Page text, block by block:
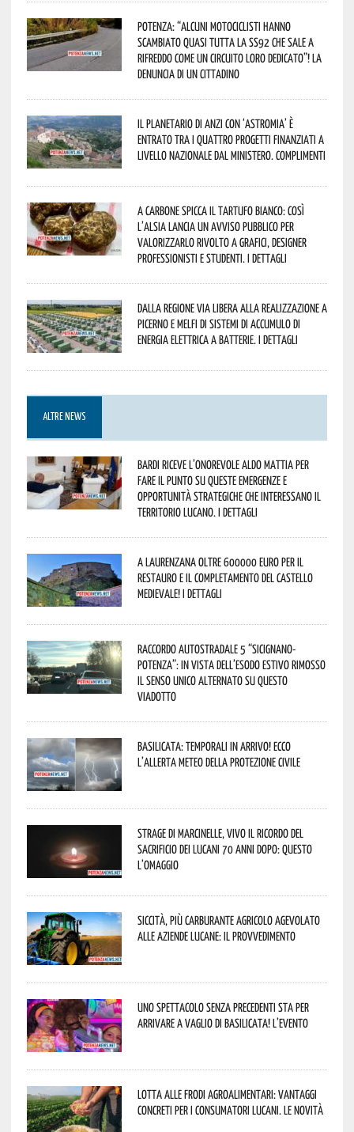
Potenza: “alcuni motociclisti hanno
scambiato quasi tutta la SS92 che sale a
Rifreddo come un circuito loro dedicato”! La
denuncia di un cittadino
Il Planetario di Anzi con ‘Astromia’ è
entrato tra i quattro progetti finanziati a
livello nazionale dal Ministero. Complimenti
A Carbone spicca il tartufo bianco: così
l’Alsia lancia un avviso pubblico per
valorizzarlo rivolto a grafici, designer
professionisti e studenti. I dettagli
Dalla Regione via libera alla realizzazione a
Picerno e Melfi di sistemi di accumulo di
energia elettrica a batterie. I dettagli
ALTRE NEWS
Bardi riceve l’onorevole Aldo Mattia per
fare il punto su queste emergenze e
opportunità strategiche che interessano il
territorio lucano. I dettagli
A Laurenzana oltre 600000 euro per il
restauro e il completamento del Castello
Medievale! I dettagli
Raccordo Autostradale 5 “Sicignano-
Potenza”: in vista dell’esodo estivo rimosso
il senso unico alternato su questo
viadotto
Basilicata: temporali in arrivo! Ecco
l’allerta meteo della Protezione civile
Strage di Marcinelle, vivo il ricordo del
sacrificio dei lucani 70 anni dopo: questo
l’omaggio
Siccità, più carburante agricolo agevolato
alle aziende lucane: il provvedimento
Uno spettacolo senza precedenti sta per
arrivare a Vaglio di Basilicata! L’evento
Lotta alle frodi agroalimentari: vantaggi
concreti per i consumatori lucani. Le novità